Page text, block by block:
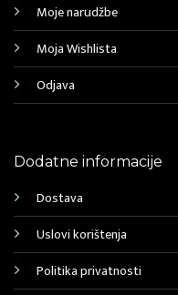
Moje narudžbe
Moja Wishlista
Odjava
Dodatne informacije
Dostava
Uslovi korištenja
Politika privatnosti